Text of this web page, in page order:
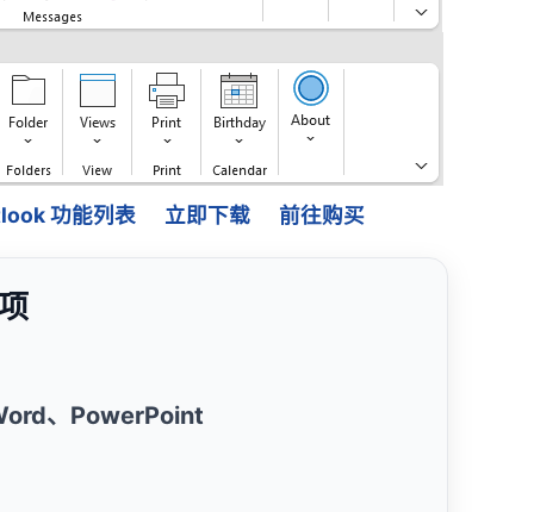
功能列表 立即下载 前往购买
、PowerPoint